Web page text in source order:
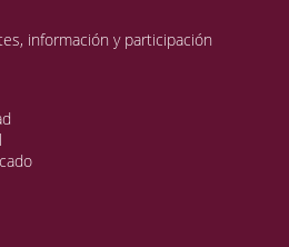
información y participación